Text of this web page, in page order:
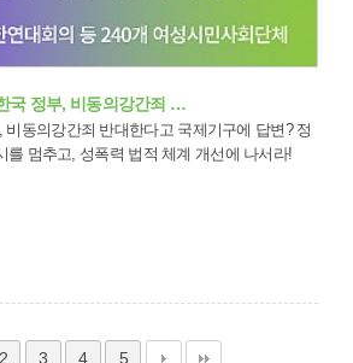
국 정부, 비동의강간죄 …
를 멈추고, 성폭력 법적 체계 개선에 나서라!
2 3 4 5